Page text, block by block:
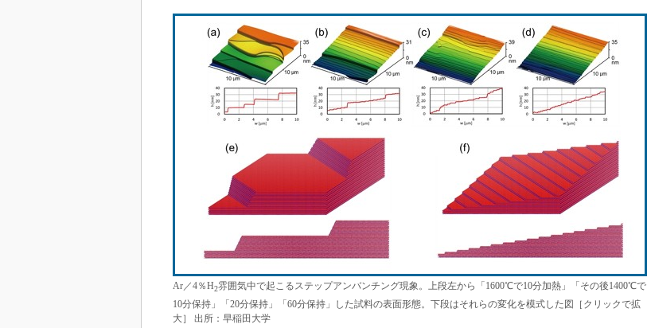
Ar／4％H2雰囲気中で起こるステップアンバンチング現象。上段左から「1600℃で10分加熱」「その後1400℃で
10分保持」「20分保持」「60分保持」した試料の表面形態。下段はそれらの変化を模式した図［クリックで拡
大］ 出所：早稲田大学